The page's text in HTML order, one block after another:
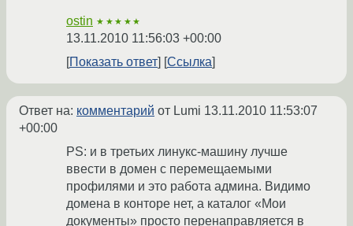
ostin ★★★★★
13.11.2010 11:56:03 +00:00
Показать ответ
Ссылка
Ответ на: комментарий от Lumi 13.11.2010 11:53:07
+00:00
PS: и в третьих линукс-машину лучше
ввести в домен с перемещаемыми
профилями и это работа админа. Видимо
домена в конторе нет, а каталог «Мои
документы» просто перенаправляется в